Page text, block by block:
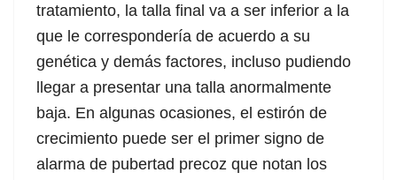
tratamiento, la talla final va a ser inferior a la
que le correspondería de acuerdo a su
genética y demás factores, incluso pudiendo
llegar a presentar una talla anormalmente
baja. En algunas ocasiones, el estirón de
crecimiento puede ser el primer signo de
alarma de pubertad precoz que notan los